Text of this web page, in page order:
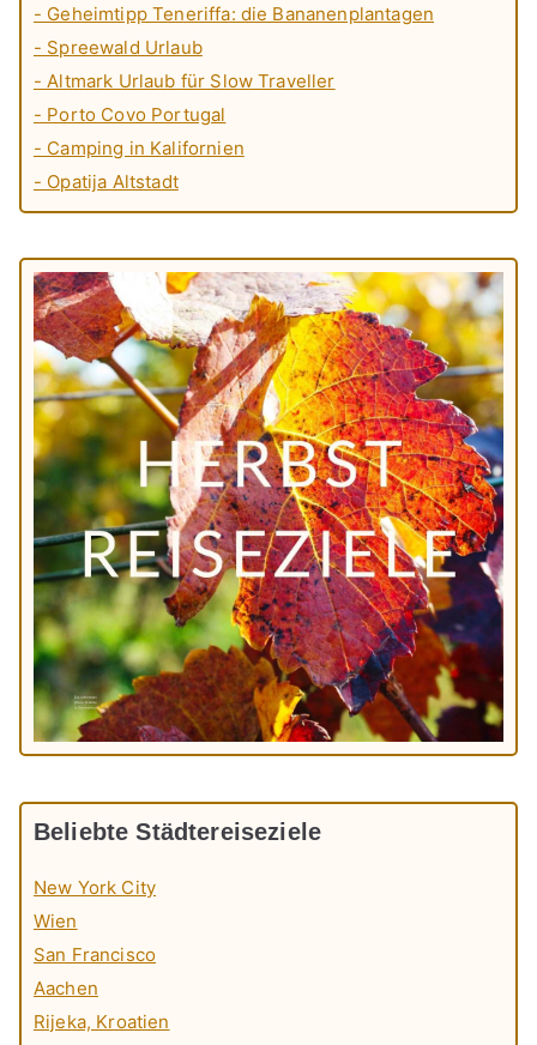
- Geheimtipp Teneriffa: die Bananenplantagen
- Spreewald Urlaub
- Altmark Urlaub für Slow Traveller
- Porto Covo Portugal
- Camping in Kalifornien
- Opatija Altstadt
Beliebte Städtereiseziele
New York City
Wien
San Francisco
Aachen
Rijeka, Kroatien